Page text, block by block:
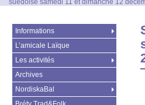
suédoise samedi 11 et dimanche 12
Informations
L’amicale Laïque
Les activités
Archives
NordiskaBal